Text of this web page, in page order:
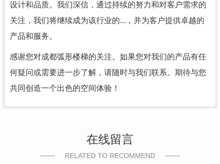
设计和品质。我们深信，通过持续的努力和对客户需求的
关注，我们将继续成为该行业的...，并为客户提供卓越的
产品和服务。
感谢您对成都弧形楼梯的关注。如果您对我们的产品有任
何疑问或需要进一步了解，请随时与我们联系。期待与您
共同创造一个出色的空间体验！
在线留言
RELATED TO RECOMMEND